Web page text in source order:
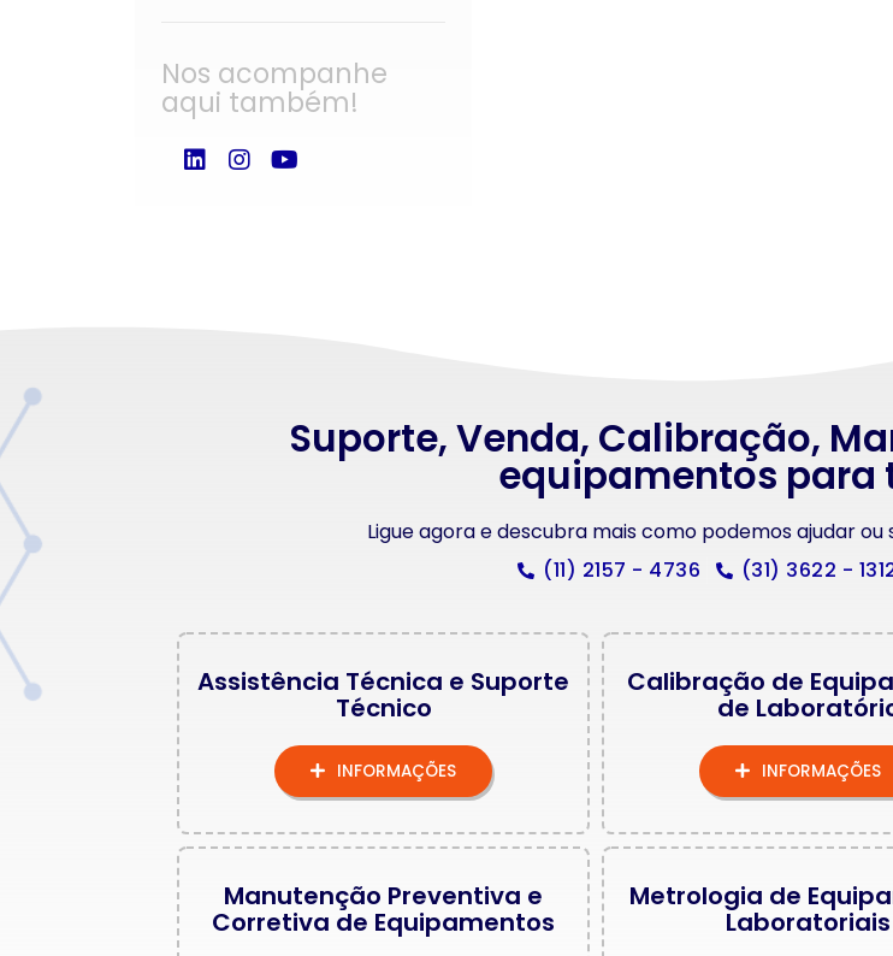
Nos acompanhe
aqui também!
Suporte, Venda, Calibração,
equipamentos para
Ligue agora e descubra mais como podemos ajudar
(11) 2157 - 4736
(31) 3622 -
Assistência Técnica e Suporte
Técnico
INFORMAÇÕES
Calibração de
de
INFORMAÇÕES
Manutenção Preventiva e
Corretiva de Equipamentos
Metrologia de
Laboratoriais